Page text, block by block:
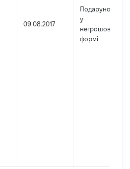
09.08.2017
Подарунок
у
негрошовій
формі